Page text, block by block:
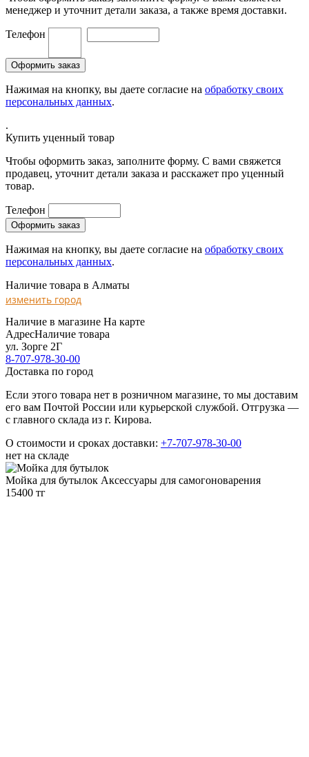
менеджер и уточнит детали заказа, а также время доставки.
Телефон
Нажимая на кнопку, вы даете согласие на обработку своих
персональных данных.
.
Купить уценный товар
Чтобы оформить заказ, заполните форму. С вами свяжется
продавец, уточнит детали заказа и расскажет про уценный
товар.
Телефон
Нажимая на кнопку, вы даете согласие на обработку своих
персональных данных.
Наличие товара в Алматы
изменить город
Наличие в магазине На карте
АдресНаличие товара
ул. Зорге 2Г
8-707-978-30-00
Доставка по город
Если этого товара нет в розничном магазине, то мы доставим
его вам Почтой России или курьерской службой. Отгрузка —
с главного склада из г. Кирова.
О стоимости и сроках доставки: +7-707-978-30-00
нет на складе
Мойка для бутылок Аксессуары для самогоноварения
15400 тг